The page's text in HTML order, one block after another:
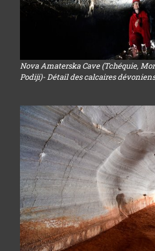
Nova Amaterska Cave (Tchéquie,
Podiji)- Détail des calcaires